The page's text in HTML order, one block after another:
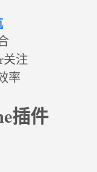
关注
率
插件